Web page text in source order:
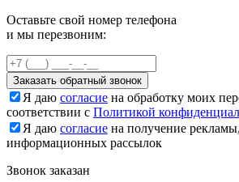
Оставьте свой номер телефона
и мы перезвоним:
Заказать обратный звонок
Я даю согласие на обработку моих
соответствии с Политикой
Я даю согласие на получение
информационных рассылок
Звонок заказан